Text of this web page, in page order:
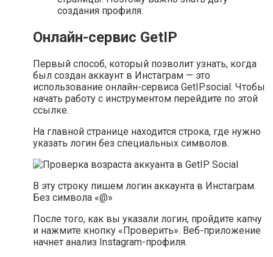
создания профиля.
Онлайн-сервис GetIP
Первый способ, который позволит узнать, когда
был создан аккаунт в Инстаграм — это
использование онлайн-сервиса GetIP.social. Чтобы
начать работу с инструментом перейдите по этой
ссылке.
На главной странице находится строка, где нужно
указать логин без специальных символов.
В эту строку пишем логин аккаунта в Инстаграм.
Без символа «@»
После того, как вы указали логин, пройдите капчу
и нажмите кнопку «Проверить». Веб-приложение
начнет анализ Instagram-профиля.